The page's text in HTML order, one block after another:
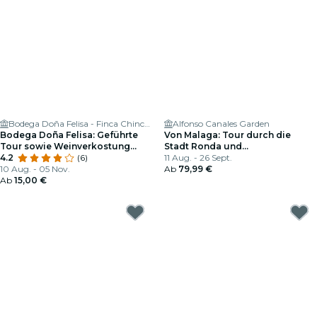
Bodega Doña Felisa - Finca Chinchilla
Bodega Doña Felisa: Geführte
Tour sowie Weinverkostung
oder Essen
4.2
(6)
10 Aug. - 05 Nov.
Ab 15,00 €
Alfonso Canales Garden
Von Malaga: Tour durch die
Stadt Ronda und
Weinverkostung in der Bodega –
Premium-Tour in einer kleinen
11 Aug. - 26 Sept.
Ab 79,99 €